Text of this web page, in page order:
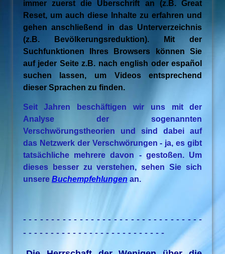
immer zuerst die Überschrift an (z.B. Great
Reset, um auch diese Inhalte zu erfahren und
gehen anschließend in das Unterverzeichnis
(z.B. Bevölkerungsreduktion). Mit der
Suchfunktionen Ihres Browsers können Sie
auf jeder Seite z.B. nach english oder español
suchen lassen, um Videos entsprechend
dieser Sprachen zu finden.
Seit Jahren beschäftigen wir uns mit der
Analyse der sogenannten
Verschwörungstheorien und sind dabei auf
das Netzwerk der Verschwörungen - ja, es gibt
tatsächliche mehrere davon - gestoßen. Um
dieses besser zu verstehen, sehen Sie sich
unsere Buchempfehlungen an.
- - - - - - - - - - - - - - - - - - - - - - - - - - - - - - - -
- - - - - - - - - - - - - - - - - - - - - - - - - -